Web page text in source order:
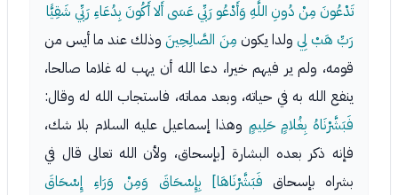
تَدْعُونَ مِنْ دُونِ اللَّهِ وَأَدْعُو رَبِّي عَسَى أَلا أَكُونَ بِدُعَاءِ رَبِّي شَقِيًّا
رَبِّ هَبْ لِي ولدا يكون مِنَ الصَّالِحِينَوذلك عند ما أيس من
قومه، ولم ير فيهم خيرا، دعا الله أن يهب له غلاما صالحا،
ينفع الله به في حياته، وبعد مماته، فاستجاب الله له وقال:
فَبَشَّرْنَاهُ بِغُلامٍ حَلِيمٍ وهذا إسماعيل عليه السلام بلا شك،
فإنه ذكر بعده البشارة [بإسحاق، ولأن الله تعالى قال في
بشراه بإسحاق فَبَشَّرْنَاهَا] بِإِسْحَاقَ وَمِنْ وَرَاءِ إِسْحَاقَ